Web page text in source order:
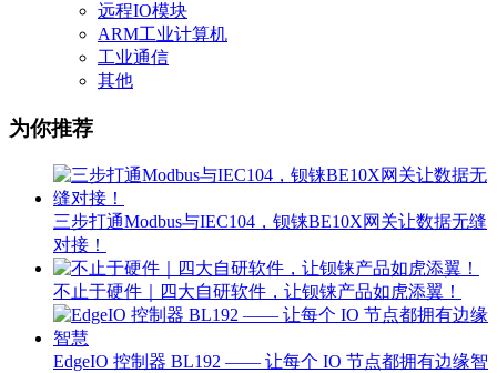
远程IO模块
ARM工业计算机
工业通信
其他
为你推荐
三步打通Modbus与IEC104，钡铼BE10X网关让数据无缝
对接！
不止于硬件｜四大自研软件，让钡铼产品如虎添翼！
EdgeIO 控制器 BL192 —— 让每个 IO 节点都拥有边缘智